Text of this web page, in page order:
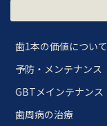
歯1本の価値について
予防・メンテナンス
GBTメインテナンス
歯周病の治療